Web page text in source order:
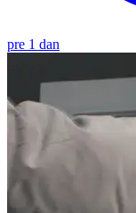
pre 1 dan